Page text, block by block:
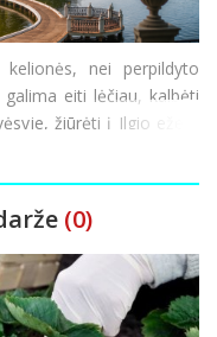
nei perpildyto
eiti lėčiau, kalbėti
žiūrėti į Ilgio ežerą
Viena tokių
(0)